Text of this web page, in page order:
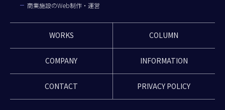
商業施設のWeb制作・運営
WORKS COLUMN
COMPANY INFORMATION
CONTACT PRIVACY POLICY